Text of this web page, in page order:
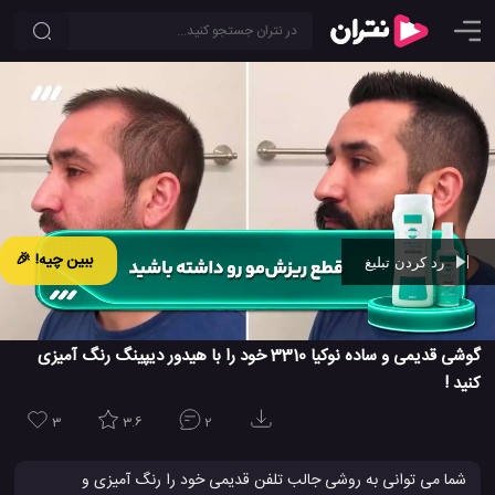
ببین چیه! 🎉 رد کردن تبلیغ
Ad -00:41
گوشی قدیمی و ساده نوکیا 3310 خود را با هیدور دیپینگ رنگ آمیزی
کنید !
3 3.6 2
شما می توانی به روشی جالب تلفن قدیمی خود را رنگ آمیزی و